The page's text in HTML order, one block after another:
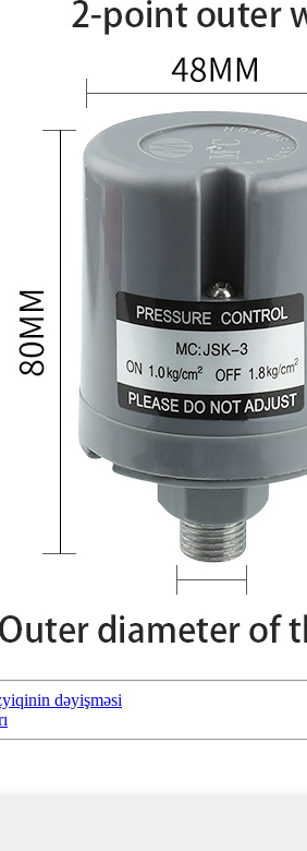
dəyişməsi